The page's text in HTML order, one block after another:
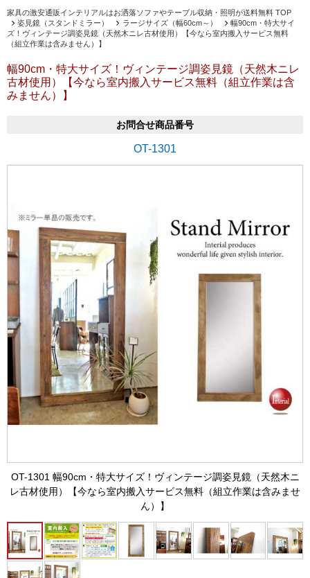
家具の激安通販インテリアルはお洒落ソファやテーブル収納・照明が送料無料 TOP
姿見鏡（スタンドミラー）
ラージサイズ（幅60cm～）
幅90cm・特大サイ
ズ！ヴィンテージ調姿見鏡（天然木ニレ古材使用）【今なら室内搬入サービス無料
（組立作業は含みません）】
幅90cm・特大サイズ！ヴィンテージ調姿見鏡（天然木ニレ
古材使用）【今なら室内搬入サービス無料（組立作業は含
みません）】
お問合せ商品番号
OT-1301
OT-1301 幅90cm・特大サイズ！ヴィンテージ調姿見鏡（天然木ニ
レ古材使用）【今なら室内搬入サービス無料（組立作業は含みませ
ん）】